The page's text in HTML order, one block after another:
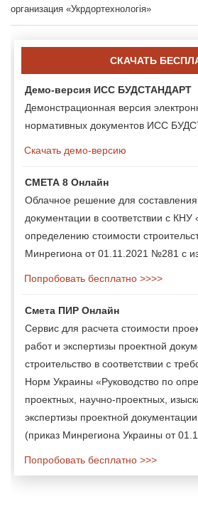
организация «Укрдортехнологія»
СКАЧАТЬ
Демо-версия ИСС БУДСТАНДАРТ
Демонстрационная версия
нормативных документов ИСС
Скачать демо-версию
СМЕТА 8 Онлайн
Облачное решение для
документации в соответствии с КНУ
определению стоимости
Минрегиона от 01.11.2021 №281 с
Попробовать бесплатно >>>>
Смета ПИР Онлайн
Сервис для расчета стоимости
работ и экспертизы проектной
строительство в соответствии с
Норм Украины «Руководство по
проектных, научно-проектных,
экспертизы проектной
(приказ Минрегиона Украины от
Попробовать бесплатно >>>